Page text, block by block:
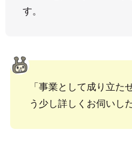
す。
「事業として成り立た
う少し詳しくお伺いし